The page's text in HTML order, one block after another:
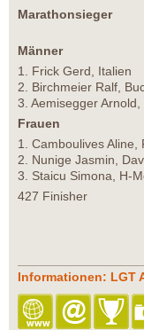
Marathonsieger
Männer
1. Frick Gerd,
2. Birchmeier
3. Aemisegger
Frauen
1. Camboulives
2. Nunige
3. Staicu
427 Finisher
Informationen: LGT